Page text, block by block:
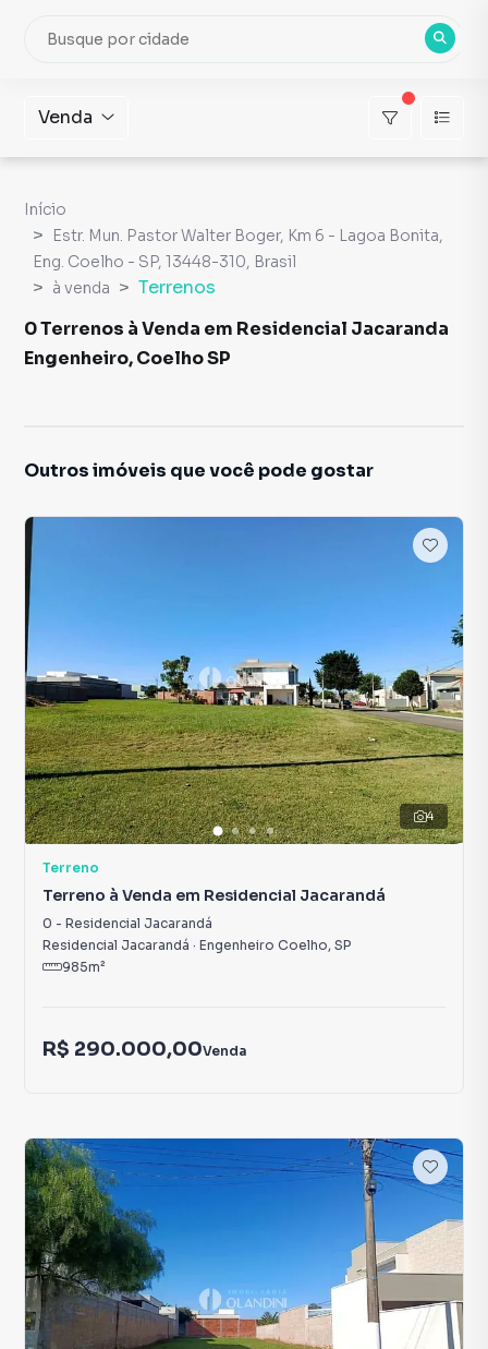
Venda
Início
Estr. Mun. Pastor Walter Boger, Km 6 - Lagoa Bonita,
Eng. Coelho - SP, 13448-310, Brasil
à venda
Terrenos
0 Terrenos à Venda em Residencial Jacaranda
Engenheiro, Coelho SP
Outros imóveis que você pode gostar
4
Terreno
Terreno à Venda em Residencial Jacarandá
0 - Residencial Jacarandá
Residencial Jacarandá · Engenheiro Coelho, SP
985m²
R$ 290.000,00Venda